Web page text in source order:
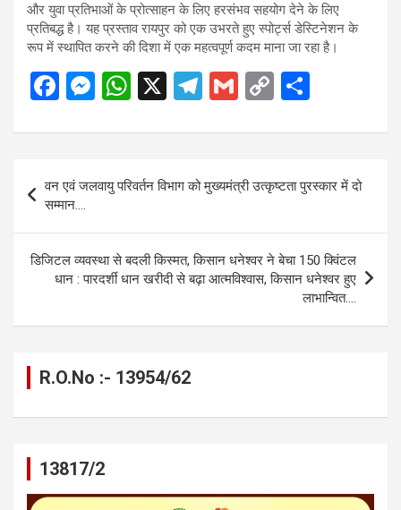
और युवा प्रतिभाओं के प्रोत्साहन के लिए हरसंभव सहयोग देने के लिए
प्रतिबद्ध है। यह प्रस्ताव रायपुर को एक उभरते हुए स्पोर्ट्स डेस्टिनेशन के
रूप में स्थापित करने की दिशा में एक महत्वपूर्ण कदम माना जा रहा है।
F
ce
b
o
o
k
M
se
g
er
W
at
s
A
p
p
X
T
e
a
m
G
ail
C
py
n
k
ar
navigation
वन एवं जलवायु परिवर्तन विभाग को मुख्यमंत्री उत्कृष्टता पुरस्कार में दो
सम्मान….
डिजिटल व्यवस्था से बदली किस्मत, किसान धनेश्वर ने बेचा 150 क्विंटल
धान : पारदर्शी धान खरीदी से बढ़ा आत्मविश्वास, किसान धनेश्वर हुए
लाभान्वित….
R.O.No :- 13954/62
13817/2